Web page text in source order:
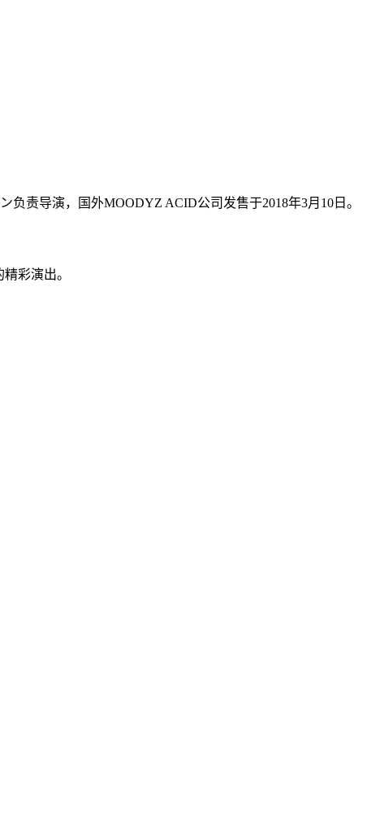
责导演，国外MOODYZ ACID公司发售于2018年3月10日。
彩演出。